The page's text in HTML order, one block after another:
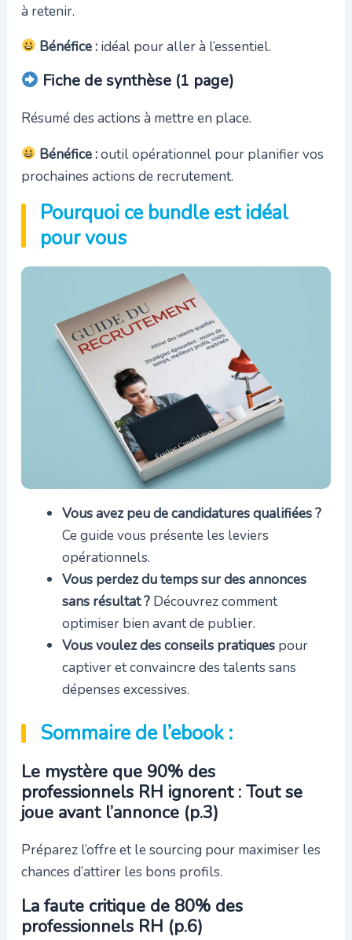
à retenir.
Bénéfice : idéal pour aller à l’essentiel.
Fiche de synthèse (1 page)
Résumé des actions à mettre en place.
Bénéfice :outil opérationnel pour planifier vos
prochaines actions de recrutement.
Pourquoi ce bundle est idéal
pour vous
Vous avez peu de candidatures qualifiées ?
Ce guide vous présente les leviers
opérationnels.
Vous perdez du temps sur des annonces
sans résultat ?Découvrez comment
optimiser bien avant de publier.
Vous voulez des conseils pratiquespour
captiver et convaincre des talents sans
dépenses excessives.
Sommaire de l’ebook :
Le mystère que 90% des
professionnels RH ignorent : Tout se
joue avant l’annonce (p.3)
Préparez l’offre et le sourcing pour maximiser les
chances d’attirer les bons profils.
La faute critique de 80% des
professionnels RH (p.6)